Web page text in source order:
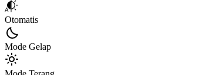
Otomatis
Mode Gelap